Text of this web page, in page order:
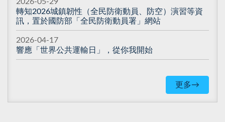
轉知2026城鎮韌性（全民防衛動員、防空）演習等資
訊，置於國防部「全民防衛動員署」網站
2026-04-17
響應「世界公共運輸日」，從你我開始
更多→